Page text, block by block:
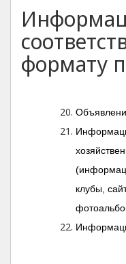
формату
клубы,